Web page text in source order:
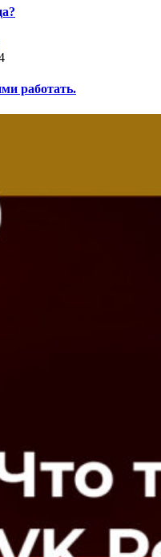
работать.